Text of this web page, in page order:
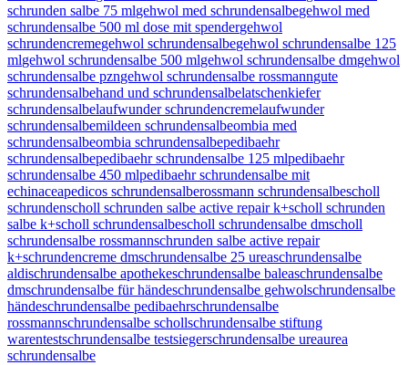
schrunden salbe 75 mlgehwol med schrundensalbegehwol med
schrundensalbe 500 ml dose mit spendergehwol
schrundencremegehwol schrundensalbegehwol schrundensalbe 125
mlgehwol schrundensalbe 500 mlgehwol schrundensalbe dmgehwol
schrundensalbe pzngehwol schrundensalbe rossmanngute
schrundensalbehand und schrundensalbelatschenkiefer
schrundensalbelaufwunder schrundencremelaufwunder
schrundensalbemildeen schrundensalbeombia med
schrundensalbeombia schrundensalbepedibaehr
schrundensalbepedibaehr schrundensalbe 125 mlpedibaehr
schrundensalbe 450 mlpedibaehr schrundensalbe mit
echinaceapedicos schrundensalberossmann schrundensalbescholl
schrundenscholl schrunden salbe active repair k+scholl schrunden
salbe k+scholl schrundensalbescholl schrundensalbe dmscholl
schrundensalbe rossmannschrunden salbe active repair
k+schrundencreme dmschrundensalbe 25 ureaschrundensalbe
aldischrundensalbe apothekeschrundensalbe baleaschrundensalbe
dmschrundensalbe für händeschrundensalbe gehwolschrundensalbe
händeschrundensalbe pedibaehrschrundensalbe
rossmannschrundensalbe schollschrundensalbe stiftung
warentestschrundensalbe testsiegerschrundensalbe ureaurea
schrundensalbe